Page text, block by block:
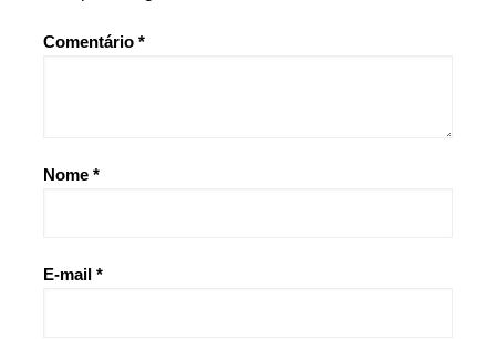
Comentário *
Nome *
E-mail *